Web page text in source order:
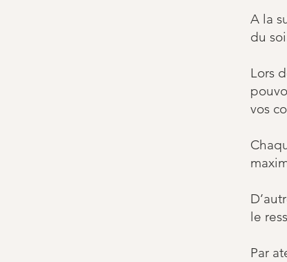
A la
du
Lors
vos
le
Par